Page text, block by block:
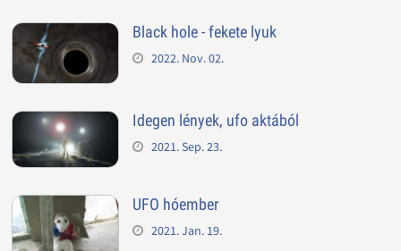
Black hole - fekete lyuk
2022. Nov. 02.
Idegen lények, ufo aktából
2021. Sep. 23.
UFO hóember
2021. Jan. 19.